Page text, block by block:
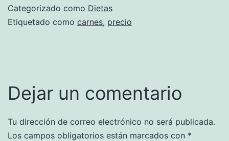
Categorizado como Dietas
Etiquetado como carnes, precio
Dejar un comentario
Tu dirección de correo electrónico no será publicada.
Los campos obligatorios están marcados con *